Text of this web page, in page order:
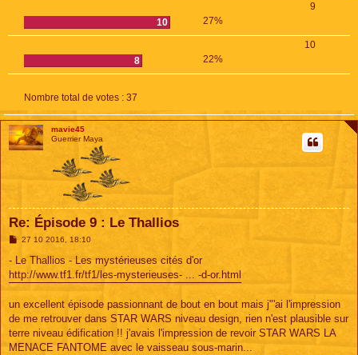
9
10
27%
10
8
22%
Nombre total de votes : 37
mavie45
Guerrier Maya
Re: Épisode 9 : Le Thallios
M
s
a
27 10 2016, 18:10
- Le Thallios - Les mystérieuses cités d'or
http://www.tf1.fr/tf1/les-mysterieuses- ... -d-or.html
un excellent épisode passionnant de bout en bout mais j"'ai l'impression
de me retrouver dans STAR WARS niveau design, rien n'est plausible sur
terre niveau édification !! j'avais l'impression de revoir STAR WARS LA
MENACE FANTOME avec le vaisseau sous-marin...